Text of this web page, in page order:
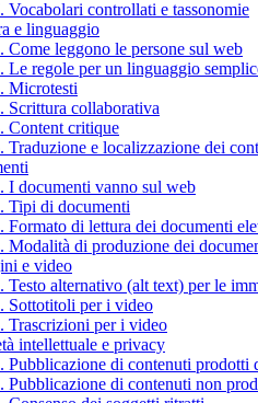
Vocabolari controllati e tassonomie
e linguaggio
Come leggono le persone sul web
Le regole per un linguaggio
Microtesti
Scrittura collaborativa
Content critique
Traduzione e localizzazione dei
I documenti vanno sul web
Tipi di documenti
Formato di lettura dei documenti
Modalità di produzione dei
e video
Testo alternativo (alt text) per le
Sottotitoli per i video
Trascrizioni per i video
intellettuale e privacy
Pubblicazione di contenuti prodotti
Pubblicazione di contenuti non